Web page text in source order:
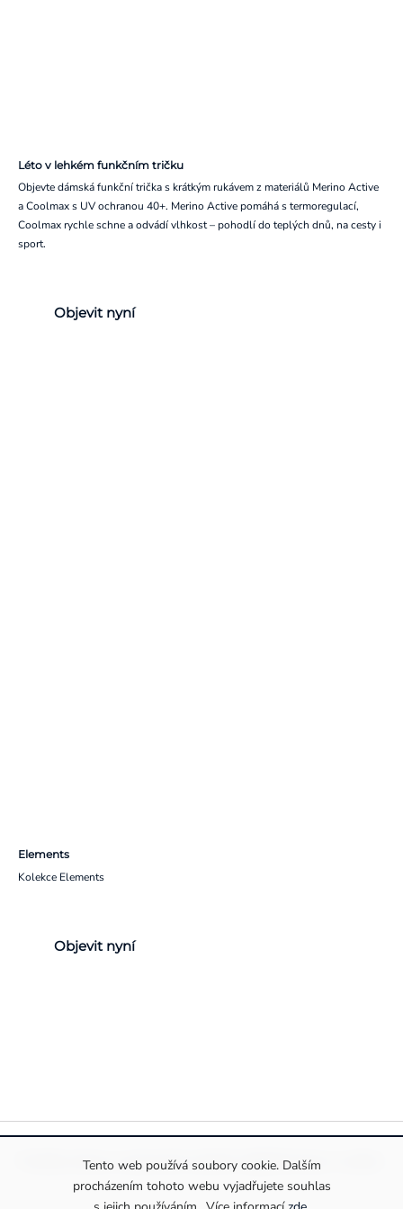
Tento web používá soubory cookie. Dalším
procházením tohoto webu vyjadřujete souhlas
Léto v lehkém funkčním tričku
Objevte dámská funkční trička s krátkým rukávem z materiálů Merino Active
a Coolmax s UV ochranou 40+. Merino Active pomáhá s termoregulací,
Coolmax rychle schne a odvádí vlhkost – pohodlí do teplých dnů, na cesty i
sport.
Objevit nyní
Elements
Kolekce Elements
Objevit nyní
Pravidla ochrany a zpracování osobních údajůInformace o cookies